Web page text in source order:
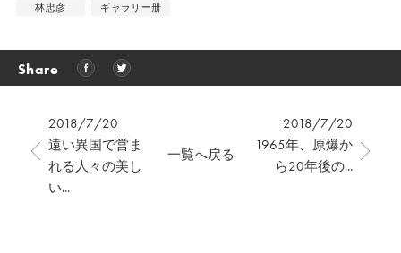
林忠彦 ギャラリー册
Share
2018/7/20
遠い異国で営ま
れる人々の美し
い...
2018/7/20
1965年、原爆か
ら20年後の...
一覧へ戻る